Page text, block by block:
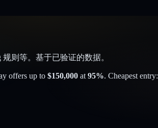
则等。基于已验证的数据。
offers up to $150,000 at 95%. Cheapest entry: